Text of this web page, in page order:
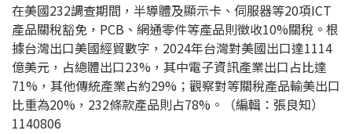
在美國232調查期間，半導體及顯示卡、伺服器等20項ICT
產品關稅豁免，PCB、網通零件等產品則徵收10%關稅。根
據台灣出口美國經貿數字，2024年台灣對美國出口達1114
億美元，占總體出口23%，其中電子資訊產業出口占比達
71%，其他傳統產業占約29%；觀察對等關稅產品輸美出口
比重為20%，232條款產品則占78%。（編輯：張良知）
1140806